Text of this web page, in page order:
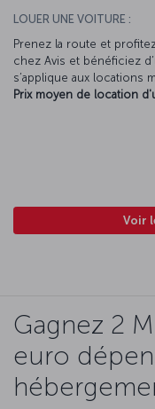
LOUER UNE VOITURE :
Prenez la route et
chez Avis et bénéficiez
s’applique aux locations
Prix moyen de location
Voir
Gagnez 2
euro